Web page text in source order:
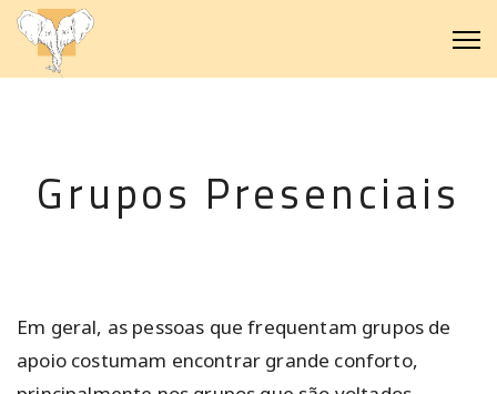
Grupos Presenciais
Em geral, as pessoas que frequentam grupos de
apoio costumam encontrar grande conforto,